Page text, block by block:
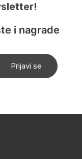
i nagrade
Prijavi se